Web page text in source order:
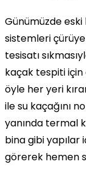
Günümüzde
sistemleri
tesisatı
kaçak tespiti
öyle her yeri
ile su kaçağını
yanında termal
bina gibi yapılar
görerek hemen